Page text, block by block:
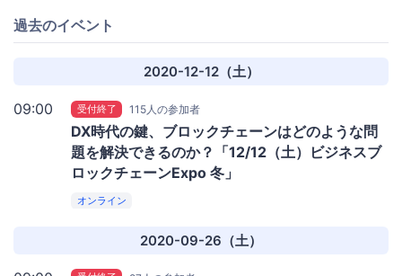
過去のイベント
2020-12-12（土）
09:00 受付終了 115人の参加者
DX時代の鍵、ブロックチェーンはどのような問
題を解決できるのか？「12/12（土）ビジネスブ
ロックチェーンExpo 冬」
オンライン
2020-09-26（土）